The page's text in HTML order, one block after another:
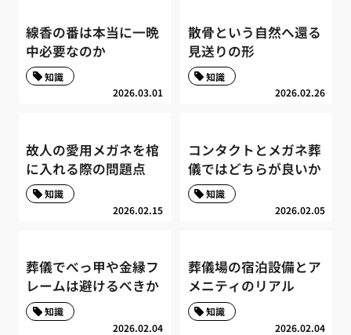
線香の番は本当に一晩
中必要なのか
2026.03.01
知識
散骨という自然へ還る
見送りの形
2026.02.26
知識
故人の愛用メガネを棺
に入れる際の問題点
2026.02.15
知識
コンタクトとメガネ葬
儀ではどちらが良いか
2026.02.05
知識
葬儀でべっ甲や金縁フ
レームは避けるべきか
2026.02.04
知識
葬儀場の宿泊設備とア
メニティのリアル
2026.02.04
知識